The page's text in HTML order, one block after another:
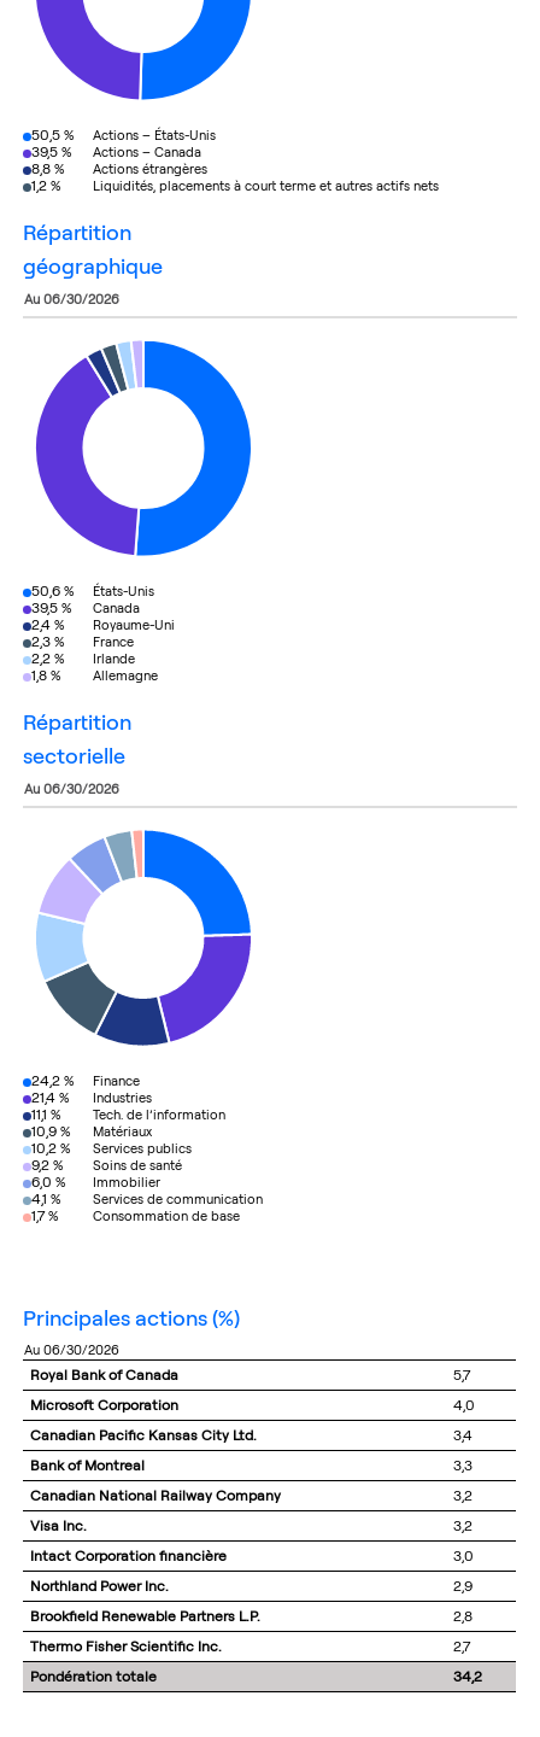
50,5 % Actions – États-Unis
39,5 % Actions – Canada
8,8 % Actions étrangères
1,2 % Liquidités, placements à court terme et autres actifs nets
répartition
géographique
au 06/30/2026
50,6 % États-Unis
39,5 % Canada
2,4 % Royaume-Uni
2,3 % France
2,2 % Irlande
1,8 % Allemagne
répartition
sectorielle
au 06/30/2026
24,2 % Finance
21,4 % Industries
11,1 % Tech. de l’information
10,9 % Matériaux
10,2 % Services publics
9,2 % Soins de santé
6,0 % Immobilier
4,1 % Services de communication
1,7 % Consommation de base
principales actions(%)
au 06/30/2026
Royal Bank of Canada
5,7
Microsoft Corporation
4,0
Canadian Pacific Kansas City Ltd.
3,4
Bank of Montreal
3,3
Canadian National Railway Company
3,2
Visa Inc.
3,2
Intact Corporation financière
3,0
Northland Power Inc.
2,9
Brookfield Renewable Partners L.P.
2,8
Thermo Fisher Scientific Inc.
2,7
Pondération totale
34,2